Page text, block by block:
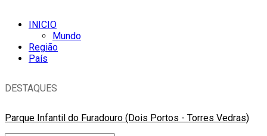
INICIO
Mundo
Região
País
DESTAQUES
Parque Infantil do Furadouro (Dois Portos - Torres Vedras)